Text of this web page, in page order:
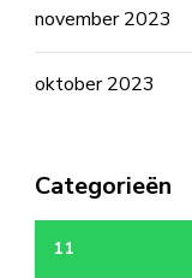
november 2023
oktober 2023
Categorieën
11